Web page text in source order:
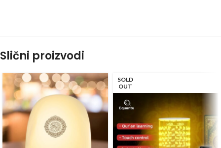
Slični proizvodi
SOLD
OUT